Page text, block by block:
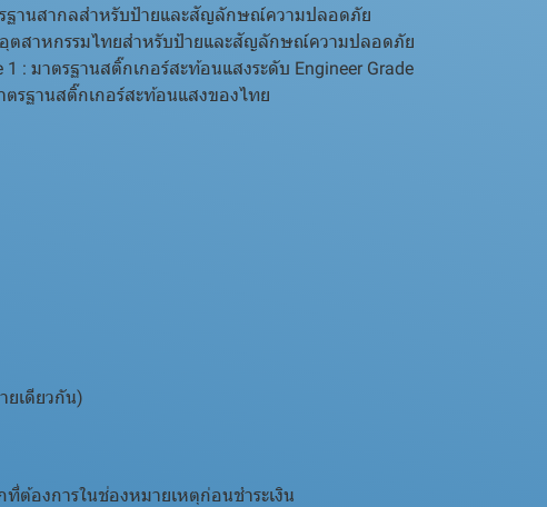
รฐานสากลสำหรับป้ายและสัญลักษณ์ความปลอดภัย
อุตสาหกรรมไทยสำหรับป้ายและสัญลักษณ์ความปลอดภัย
1 : มาตรฐานสติ๊กเกอร์สะท้อนแสงระดับ Engineer Grade
ตรฐานสติ๊กเกอร์สะท้อนแสงของไทย
ยเดียวกัน)
ต้องการในช่องหมายเหตุก่อนชำระเงิน